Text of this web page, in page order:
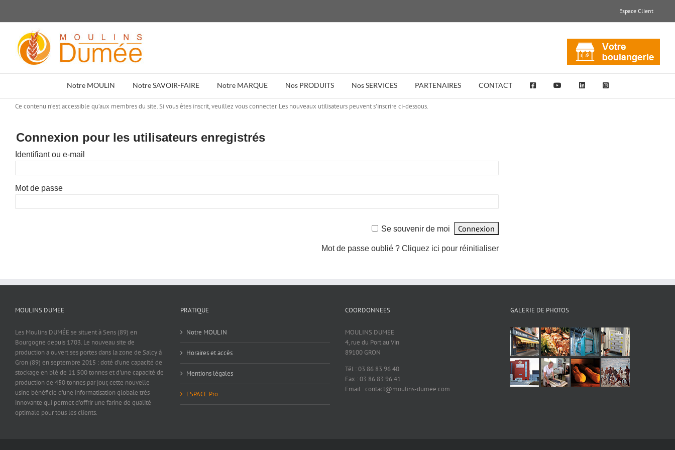
contenu
Espace Client
Notre MOULIN Notre SAVOIR-FAIRE Notre MARQUE Nos PRODUITS Nos SERVICES PARTENAIRES CONTACT
Ce contenu n’est accessible qu’aux membres du site. Si vous êtes inscrit, veuillez vous connecter. Les nouveaux utilisateurs peuvent s'inscrire ci-dessous.
Connexion pour les utilisateurs enregistrés
Identifiant ou e-mail
Mot de passe
Se souvenir de moi
Mot de passe oublié ? Cliquez ici pour réinitialiser
MOULINS DUMEE
Les Moulins DUMÉE se situent à Sens (89) en
Bourgogne depuis 1703. Le nouveau site de
production a ouvert ses portes dans la zone de Salcy à
Gron (89) en septembre 2015 : doté d'une capacité de
stockage en blé de 11 500 tonnes et d'une capacité de
production de 450 tonnes par jour, cette nouvelle
usine bénéficie d'une informatisation globale très
innovante qui permet d'offrir une farine de qualité
optimale pour tous les clients.
PRATIQUE
Notre MOULIN
Horaires et accès
Mentions légales
ESPACE Pro
COORDONNEES
MOULINS DUMEE
4, rue du Port au Vin
89100 GRON
Tél : 03 86 83 96 40
Fax : 03 86 83 96 41
Email : contact@moulins-dumee.com
GALERIE DE PHOTOS